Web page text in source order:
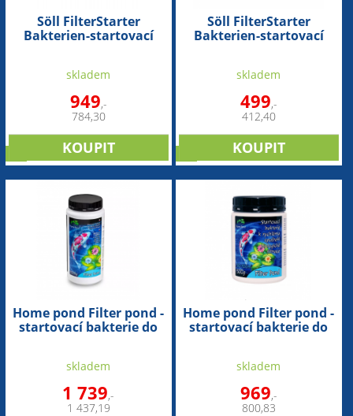
Söll FilterStarter
Bakterien-startovací
skladem
949,-
784,30
Söll FilterStarter
Bakterien-startovací
skladem
499,-
412,40
Home pond Filter pond -
startovací bakterie do
skladem
1 739,-
1 437,19
Home pond Filter pond -
startovací bakterie do
skladem
969,-
800,83